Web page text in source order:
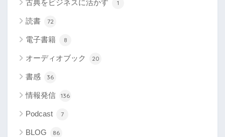
古典をビジネスに活かす 1
読書 72
電子書籍 8
オーディオブック 20
書感 36
情報発信 136
Podcast 7
BLOG 86